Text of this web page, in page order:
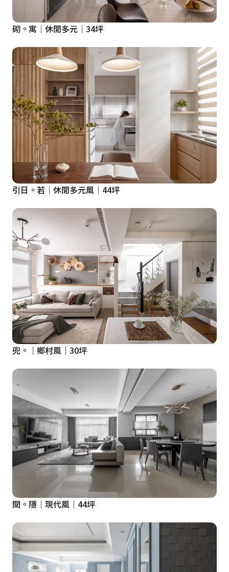
砌。寓│休閒多元│34坪
引日。若│休閒多元風│44坪
兜。｜鄉村風｜30坪
閱。隱│現代風│44坪